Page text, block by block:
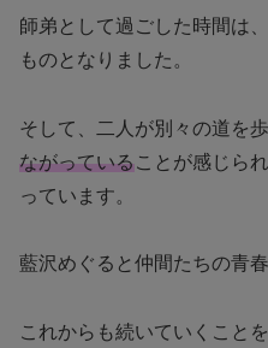
師弟として過ごした時間は
ものとなりました。
そして、二人が別々の道を
ながっていることが感じら
っています。
藍沢めぐると仲間たちの青春
これからも続いていくこと